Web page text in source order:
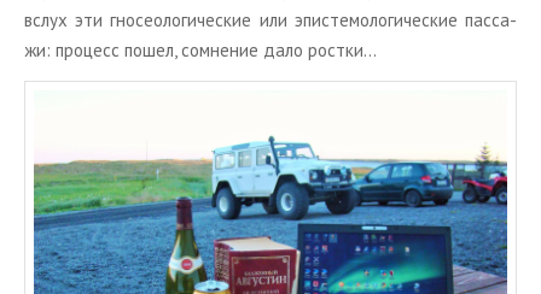
вслух эти гно­сео­ло­ги­че­ские или эпи­сте­мо­ло­ги­че­ские пас­са­
жи: про­цесс пошел, со­мне­ние дало рост­ки…